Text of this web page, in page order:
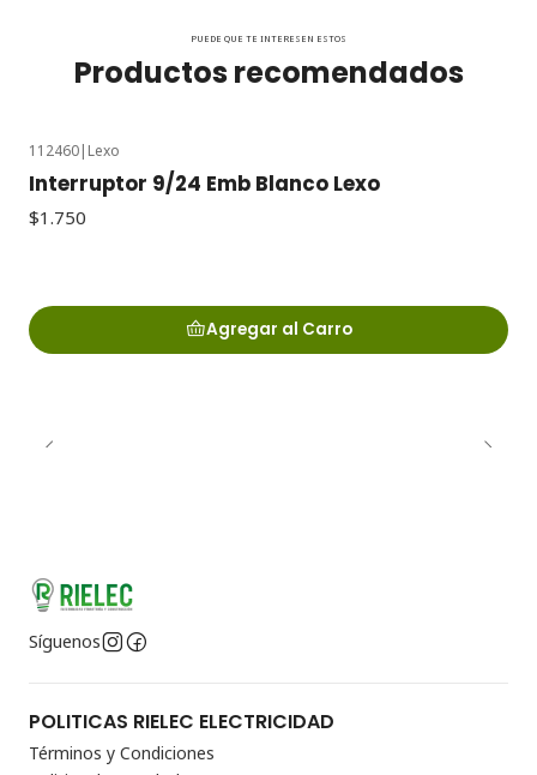
PUEDE QUE TE INTERESEN ESTOS
Productos recomendados
112460| Lexo
Interruptor 9/24 Emb Blanco Lexo
$1.750
Agregar al Carro
Síguenos
POLITICAS RIELEC ELECTRICIDAD
Términos y Condiciones